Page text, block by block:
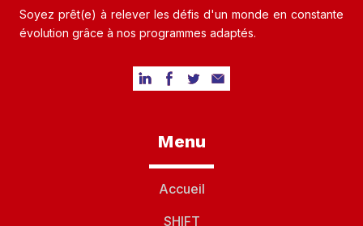
Soyez prêt(e) à relever les défis d'un monde en constante
évolution grâce à nos programmes adaptés.
Menu
Accueil
SHIFT